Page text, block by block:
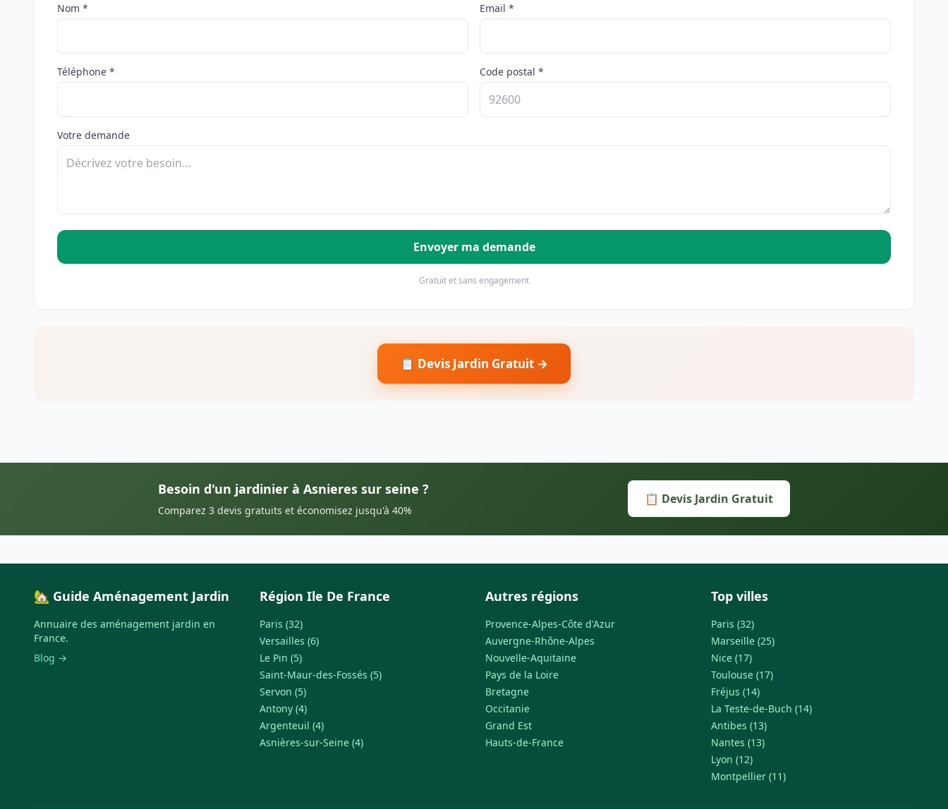
Nom * Email *
Téléphone * Code postal *
Votre demande
Envoyer ma demande
Gratuit et sans engagement
📋 Devis Jardin Gratuit →
Besoin d'un jardinier à Asnieres sur seine ?
Comparez 3 devis gratuits et économisez jusqu'à 40%
📋 Devis Jardin Gratuit
🏡 Guide Aménagement Jardin
Annuaire des aménagement jardin en
France.
Blog →
Région Ile De France
Paris (32)
Versailles (6)
Le Pin (5)
Saint-Maur-des-Fossés (5)
Servon (5)
Antony (4)
Argenteuil (4)
Asnières-sur-Seine (4)
Autres régions
Provence-Alpes-Côte d'Azur
Auvergne-Rhône-Alpes
Nouvelle-Aquitaine
Pays de la Loire
Bretagne
Occitanie
Grand Est
Hauts-de-France
Top villes
Paris (32)
Marseille (25)
Nice (17)
Toulouse (17)
Fréjus (14)
La Teste-de-Buch (14)
Antibes (13)
Nantes (13)
Lyon (12)
Montpellier (11)